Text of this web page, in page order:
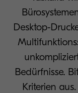
Desktop-
Bedürfnisse.
Kriterien